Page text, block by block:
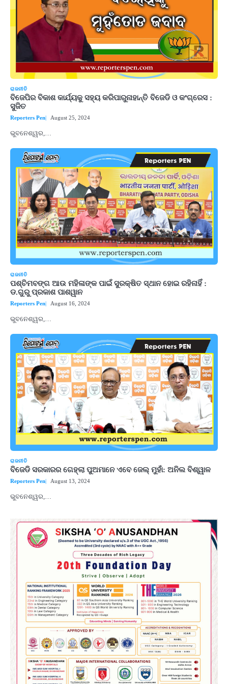
ରାଜନୀତି
ବିଜେପିର ବିକାଶ କାର୍ଯ୍ୟକୁ ସହ୍ୟ କରିପାରୁନାହାନ୍ତି ବିଜେଡି ଓ କଂଗ୍ରେସ :
ସୁଜିତ
Reporters Pen August 25, 2024
ଭୁବନେଶ୍ୱର,…
ରାଜନୀତି
ପଶ୍ଚିମବଙ୍ଗ ଆଉ ମହିଳାଙ୍କ ପାଇଁ ସୁରକ୍ଷିତ ସ୍ଥାନ ହୋଇ ରହିନାହିଁ :
ଡ.ଗୁରୁ ପ୍ରକାଶ ପାଶୱାନ
Reporters Pen August 16, 2024
ଭୁବନେଶ୍ୱର,…
ରାଜନୀତି
ବିଜେଡି ସରକାରର ଗେହ୍ଲା ପୁଅମାନେ ଏବେ ଜେଲ୍ ମୁହାଁ: ଅନିଲ ବିଶ୍ୱାଳ
Reporters Pen August 13, 2024
ଭୁବନେଶ୍ୱର,…
୨୦୨୭ ବିଶ୍ୱକପ ପାଇଁ ରବି ଶାସ୍ତ୍ରୀଙ୍କ ଟିମ୍,
ଆକାଶ ଚୋପ୍ରା ଦେଲେ ୧୦ରୁ ୮ ମାର୍କ
Reporters Pen
ଆଜି ସୁଦ୍ଧା ଆସିବ ବନ୍ୟା କ୍ଷୟକ୍ଷତି ରିପୋର୍ଟ
; ୨୨ଟି ଜିଲ୍ଲାକୁ ୧୧୦କୋଟି ଟଙ୍କା ମଞ୍ଜୁର